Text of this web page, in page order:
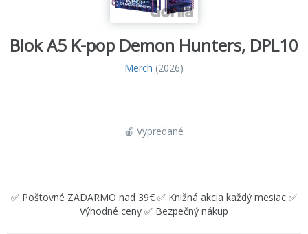
Blok A5 K-pop Demon Hunters, DPL10
Merch (2026)
🍎 Vypredané
✅ Poštovné ZADARMO nad 39€ ✅ Knižná akcia každý mesiac ✅
Výhodné ceny ✅ Bezpečný nákup